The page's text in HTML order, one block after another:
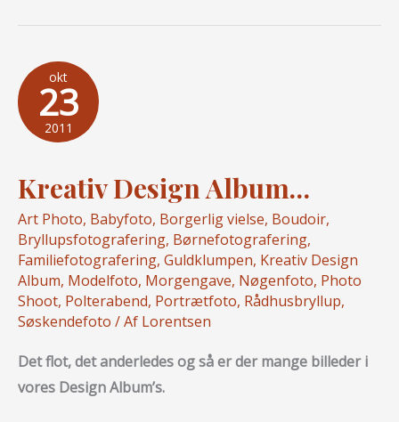
sommeren…
okt
23
2011
Kreativ Design Album…
Art Photo, Babyfoto, Borgerlig vielse, Boudoir,
Bryllupsfotografering, Børnefotografering,
Familiefotografering, Guldklumpen, Kreativ Design
Album, Modelfoto, Morgengave, Nøgenfoto, Photo
Shoot, Polterabend, Portrætfoto, Rådhusbryllup,
Søskendefoto / Af Lorentsen
Det flot, det anderledes og så er der mange billeder i
vores Design Album’s.